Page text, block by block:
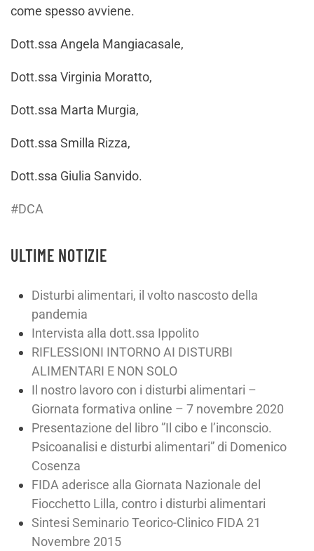
come spesso avviene.
Dott.ssa Angela Mangiacasale,
Dott.ssa Virginia Moratto,
Dott.ssa Marta Murgia,
Dott.ssa Smilla Rizza,
Dott.ssa Giulia Sanvido.
#DCA
ULTIME NOTIZIE
Disturbi alimentari, il volto nascosto della
pandemia
Intervista alla dott.ssa Ippolito
RIFLESSIONI INTORNO AI DISTURBI
ALIMENTARI E NON SOLO
Il nostro lavoro con i disturbi alimentari –
Giornata formativa online – 7 novembre 2020
Presentazione del libro ”Il cibo e l’inconscio.
Psicoanalisi e disturbi alimentari” di Domenico
Cosenza
FIDA aderisce alla Giornata Nazionale del
Fiocchetto Lilla, contro i disturbi alimentari
Sintesi Seminario Teorico-Clinico FIDA 21
Novembre 2015